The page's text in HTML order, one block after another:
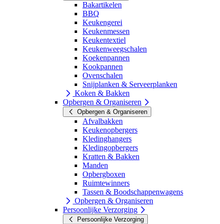
Bakartikelen
BBQ
Keukengerei
Keukenmessen
Keukentextiel
Keukenweegschalen
Koekenpannen
Kookpannen
Ovenschalen
Snijplanken & Serveerplanken
Koken & Bakken
Opbergen & Organiseren
Opbergen & Organiseren
Afvalbakken
Keukenopbergers
Kledinghangers
Kledingopbergers
Kratten & Bakken
Manden
Opbergboxen
Ruimtewinners
Tassen & Boodschappenwagens
Opbergen & Organiseren
Persoonlijke Verzorging
Persoonlijke Verzorging